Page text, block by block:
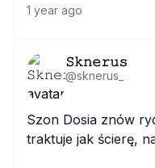
1 year ago
𝚂𝚔𝚗𝚎𝚛𝚞𝚜
@sknerus_
Szon Dosia znów
traktuje jak ścierę,